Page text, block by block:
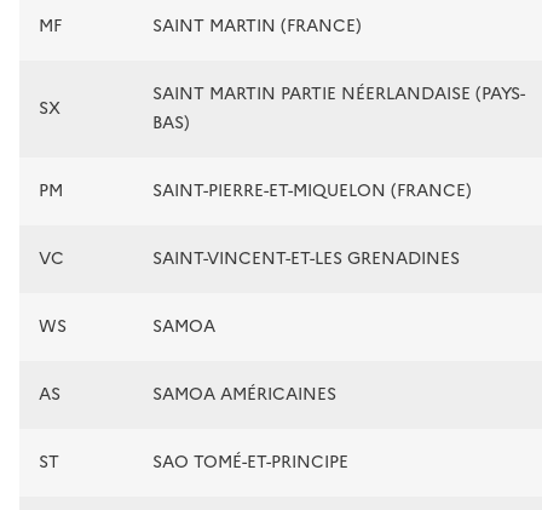
MF SAINT MARTIN (FRANCE)
SX
SAINT MARTIN PARTIE NÉERLANDAISE (PAYS-
BAS)
PM SAINT-PIERRE-ET-MIQUELON (FRANCE)
VC SAINT-VINCENT-ET-LES GRENADINES
WS SAMOA
AS SAMOA AMÉRICAINES
ST SAO TOMÉ-ET-PRINCIPE